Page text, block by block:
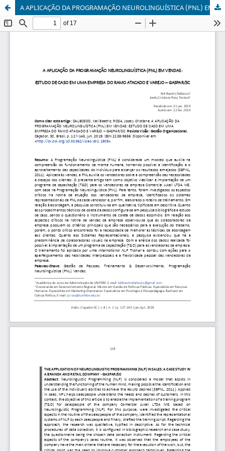
A APLICAÇÃO DA PROGRAMAÇÃO NEUROLINGUÍSTICA (PNL) EM VENDAS: ESTUDO DE CASO EM UMA EMPRESA DO RAMO ATACADO E VAREJO – GASPAR/SC